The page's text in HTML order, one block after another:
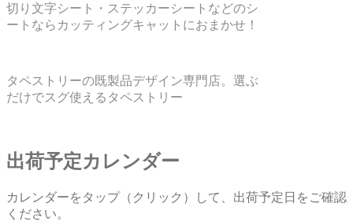
切り文字シート・ステッカーシートなどのシ
ートならカッティングキャットにおまかせ！
タペストリーの既製品デザイン専門店。選ぶ
だけでスグ使えるタペストリー
出荷予定カレンダー
カレンダーをタップ（クリック）して、出荷予定日をご確認
ください。